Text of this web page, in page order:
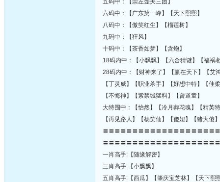
五码中：【崇左壶关三团】
六码中：【广东第一峰】【天下熙熙】
八码中：【傲笑红尘】【榴莲树】
九码中：【狂风】
十码中：【茶香如梦】【含炮】
18码内中：【小飘飘】【六合猜谜】【福祸
28码内中：【财神来了】【赢在天下】【艾
【丁灵威】【职业杀手】【好想中特】【
【不悔神】【紫禁城猛料】【曾道童】
大特围中：【怡然】【冷月葬花魂】【精英
【再见路人】【杨笑仙】【傻妞】【猪大
〓〓〓〓〓〓〓〓〓〓〓〓〓〓〓〓〓〓〓
〓〓〓〓〓〓〓〓〓〓〓〓〓〓〓〓〓〓〓
一肖高手:【随缘解密】
三肖高手:【小飘飘】
五肖高手:【西瓜】【肇庆宝芝林】【天下熙